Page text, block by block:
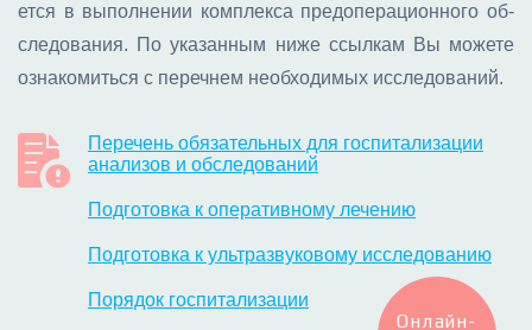
ет­ся в вы­пол­не­нии ком­плек­са пред­опе­ра­ци­он­но­го об­
сле­до­ва­ния. По ука­зан­ным ни­же ссыл­кам Вы мо­же­те
озна­ко­мить­ся с пе­реч­нем необ­хо­ди­мых ис­сле­до­ва­ний.
Перечень обязательных для госпитализации
анализов и обследований
Подготовка к оперативному лечению
Подготовка к ультразвуковому исследованию
Порядок госпитализации
Онлайн-